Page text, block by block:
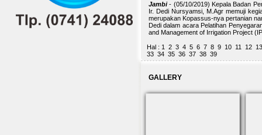
Jambi- (05/10/2019) Kepala Badan
Ir. Dedi Nursyamsi, M.Agr memuji
merupakan Kopassus-nya pertanian
Dedi dalam acara Pelatihan
and Management of Irrigation Project
Hal : 1 2 3 4 5 6 7 8 9 10 11 12 13
33 34 35 36 37 38 39
GALLERY